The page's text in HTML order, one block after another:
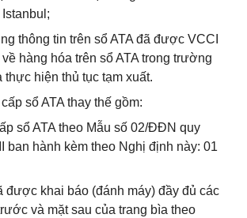
thông tin trên sổ ATA đã được VCCI
hàng hóa trên sổ ATA trong trường
thực hiện thủ tục tạm xuất.
sổ ATA thay thế gồm:
sổ ATA theo Mẫu số 02/ĐĐN quy
ban hành kèm theo Nghị định này: 01
được khai báo (đánh máy) đầy đủ các
và mặt sau của trang bìa theo